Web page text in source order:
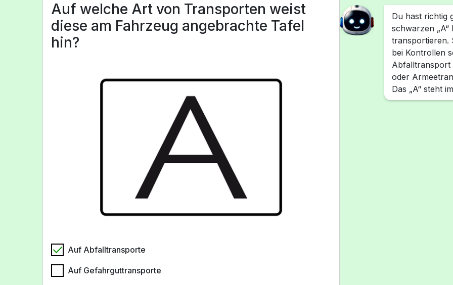
Auf welche Art von Transporten weist
diese am Fahrzeug angebrachte Tafel
hin?
Auf Abfalltransporte
Auf Gefahrguttransporte
Du hast richtig
schwarzen
transportieren.
bei Kontrollen
Abfalltransport
oder
Das „A“ steht